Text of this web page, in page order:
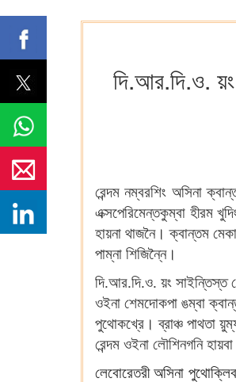
দি.আর.দি.ও.
রেন্দম নম্বরশিং অসিনা
এক্সপেরিমেন্তকুম্বা হীরম
হায়না থাজনৈ। ক্বান্তম
পাম্না শিজিন্নৈ।
দি.আর.দি.ও. য়ং সাইন্তিস্ত
ওইনা শেমদোকপা ঙম্বা
পুথোকখ্রে। ব্রাঞ্চ পাথতা
রেন্দম ওইনা লৌশিনগনি
লেবোরেতরী অসিনা